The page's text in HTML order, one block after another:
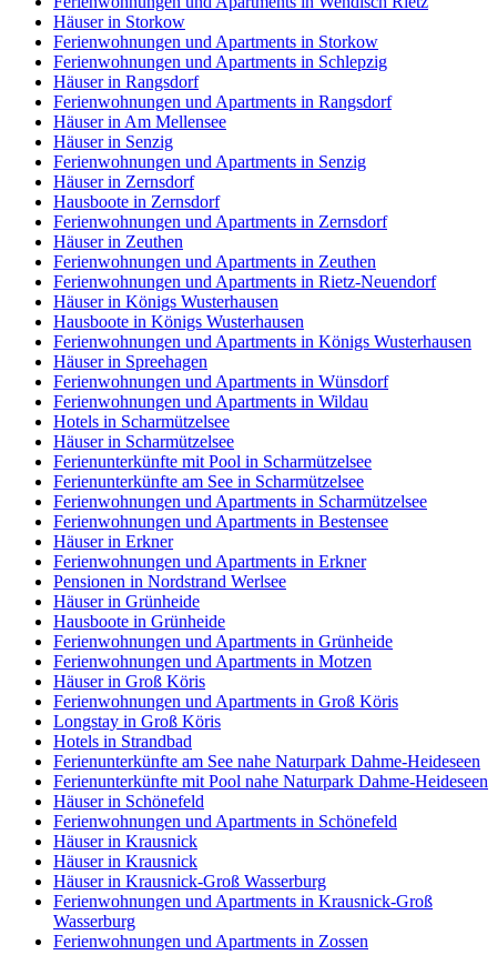
Häuser in Storkow
Ferienwohnungen und Apartments in Storkow
Ferienwohnungen und Apartments in Schlepzig
Häuser in Rangsdorf
Ferienwohnungen und Apartments in Rangsdorf
Häuser in Am Mellensee
Häuser in Senzig
Ferienwohnungen und Apartments in Senzig
Häuser in Zernsdorf
Hausboote in Zernsdorf
Ferienwohnungen und Apartments in Zernsdorf
Häuser in Zeuthen
Ferienwohnungen und Apartments in Zeuthen
Ferienwohnungen und Apartments in Rietz-Neuendorf
Häuser in Königs Wusterhausen
Hausboote in Königs Wusterhausen
Ferienwohnungen und Apartments in Königs Wusterhausen
Häuser in Spreehagen
Ferienwohnungen und Apartments in Wünsdorf
Ferienwohnungen und Apartments in Wildau
Hotels in Scharmützelsee
Häuser in Scharmützelsee
Ferienunterkünfte mit Pool in Scharmützelsee
Ferienunterkünfte am See in Scharmützelsee
Ferienwohnungen und Apartments in Scharmützelsee
Ferienwohnungen und Apartments in Bestensee
Häuser in Erkner
Ferienwohnungen und Apartments in Erkner
Pensionen in Nordstrand Werlsee
Häuser in Grünheide
Hausboote in Grünheide
Ferienwohnungen und Apartments in Grünheide
Ferienwohnungen und Apartments in Motzen
Häuser in Groß Köris
Ferienwohnungen und Apartments in Groß Köris
Longstay in Groß Köris
Hotels in Strandbad
Ferienunterkünfte am See nahe Naturpark Dahme-Heideseen
Ferienunterkünfte mit Pool nahe Naturpark Dahme-Heideseen
Häuser in Schönefeld
Ferienwohnungen und Apartments in Schönefeld
Häuser in Krausnick
Häuser in Krausnick
Häuser in Krausnick-Groß Wasserburg
Ferienwohnungen und Apartments in Krausnick-Groß
Wasserburg
Ferienwohnungen und Apartments in Zossen